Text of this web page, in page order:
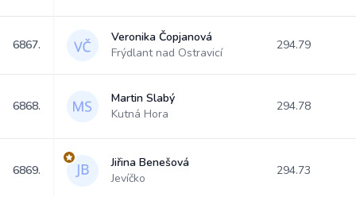
6867.
Veronika Čopjanová
Frýdlant nad Ostravicí
294.79
6868.
Martin Slabý
Kutná Hora
294.78
6869.
Jiřina Benešová
Jevíčko
294.73